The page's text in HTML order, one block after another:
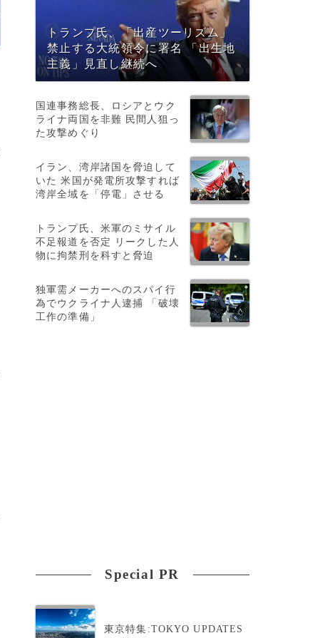
トランプ氏、「出産ツーリズム」
禁止する大統領令に署名 「出生地
主義」見直し継続へ
国連事務総長、ロシアとウク
ライナ両国を非難 民間人狙っ
た攻撃めぐり
イラン、湾岸諸国を脅迫して
いた 米国が発電所攻撃すれば
湾岸全域を「停電」させる
トランプ氏、米軍のミサイル
不足報道を否定 リークした人
物に拘禁刑を科すと脅迫
独軍需メーカーへのスパイ行
為でウクライナ人逮捕 「破壊
工作の準備」
Special PR
東京特集:TOKYO UPDATES